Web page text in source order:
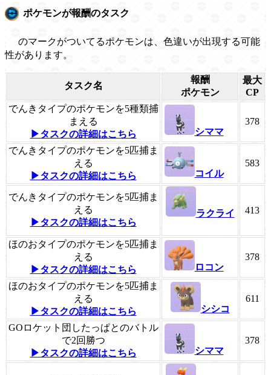
ポケモンが報酬のタスク
のマークがついてるポケモンは、色違いが出現する可能
性があります。
タスク名
報酬
ポケモン
最大
CP
でんきタイプのポケモンを5種類捕
まえる
▶タスクの詳細はこちら
シママ
378
でんきタイプのポケモンを5匹捕ま
える
▶タスクの詳細はこちら
コイル
583
でんきタイプのポケモンを5匹捕ま
える
▶タスクの詳細はこちら
ラクライ 413
ほのおタイプのポケモンを5匹捕ま
える
▶タスクの詳細はこちら
ロコン
378
ほのおタイプのポケモンを5匹捕ま
える
▶タスクの詳細はこちら
シシコ
611
GOロケット団したっぱとのバトル
で2回勝つ
▶タスクの詳細はこちら
シママ
378